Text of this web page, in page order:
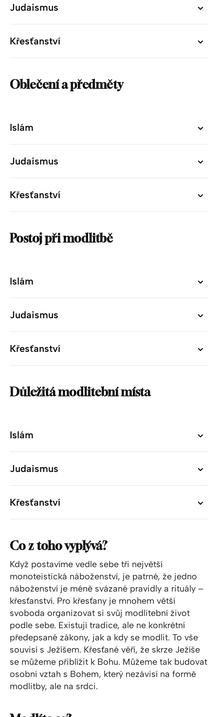
Judaismus
Křesťanství
Judaismus
Křesťanství
Oblečení a předměty
Islám
Judaismus
Křesťanství
Islám
Judaismus
Křesťanství
Postoj při modlitbě
Islám
Judaismus
Křesťanství
Islám
Judaismus
Křesťanství
Důležitá modlitební místa
Islám
Judaismus
Křesťanství
Islám
Judaismus
Křesťanství
Co z toho vyplývá?
Když postavíme vedle sebe tři největší
monoteistická náboženství, je patrné, že jedno
náboženství je méně svázané pravidly a rituály –
křesťanství. Pro křesťany je mnohem větší
svoboda organizovat si svůj modlitební život
podle sebe. Existují tradice, ale ne konkrétní
předepsané zákony, jak a kdy se modlit. To vše
souvisí s Ježíšem. Křesťané věří, že skrze Ježíše
se můžeme přiblížit k Bohu. Můžeme tak budovat
osobní vztah s Bohem, který nezávisí na formě
modlitby, ale na srdci.